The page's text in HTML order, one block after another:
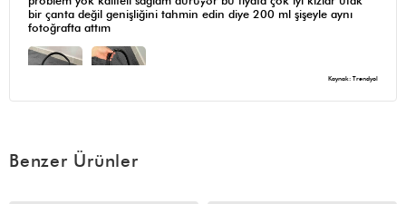
bir çanta değil genişliğini tahmin edin diye 200 ml şişeyle aynı
fotoğrafta attım
Kaynak: Trendyol
Benzer Ürünler